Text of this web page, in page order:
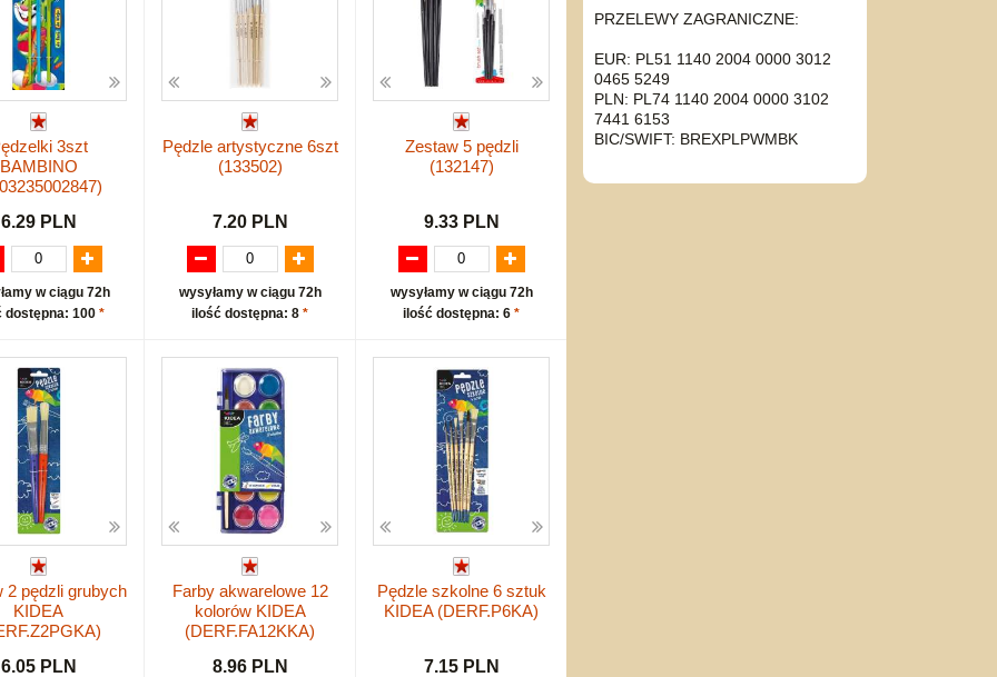
3szt
BAMBINO
6.29 PLN
w ciągu 72h
dostępna: 100 *
Pędzle artystyczne 6szt
(133502)
7.20 PLN
wysyłamy w ciągu 72h
ilość dostępna: 8 *
Zestaw 5 pędzli
(132147)
9.33 PLN
wysyłamy w ciągu 72h
ilość dostępna: 6 *
2 pędzli grubych
KIDEA
6.05 PLN
Farby akwarelowe 12
kolorów KIDEA
(DERF.FA12KKA)
8.96 PLN
Pędzle szkolne 6 sztuk
KIDEA (DERF.P6KA)
7.15 PLN
PRZELEWY ZAGRANICZNE:
EUR: PL51 1140 2004 0000 3012
0465 5249
PLN: PL74 1140 2004 0000 3102
7441 6153
BIC/SWIFT: BREXPLPWMBK